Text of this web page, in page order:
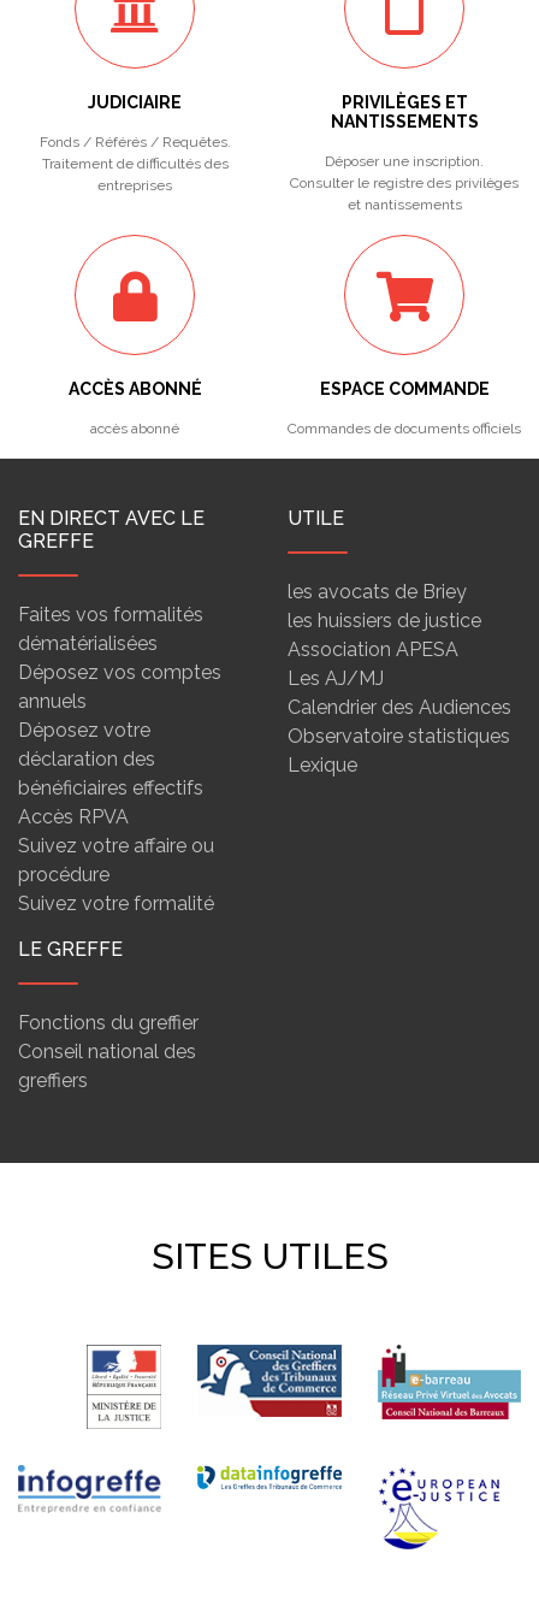
JUDICIAIRE
Fonds / Référés / Requêtes.
Traitement de difficultés des
entreprises
PRIVILÈGES ET
NANTISSEMENTS
Déposer une inscription.
Consulter le registre des privilèges
et nantissements
ACCÈS ABONNÉ
accès abonné
ESPACE COMMANDE
Commandes de documents officiels
EN DIRECT AVEC LE
GREFFE
Faites vos formalités
dématérialisées
Déposez vos comptes
annuels
Déposez votre
déclaration des
bénéficiaires effectifs
Accès RPVA
Suivez votre affaire ou
procédure
Suivez votre formalité
UTILE
les avocats de Briey
les huissiers de justice
Association APESA
Les AJ/MJ
Calendrier des Audiences
Observatoire statistiques
Lexique
LE GREFFE
Fonctions du greffier
Conseil national des
greffiers
SITES UTILES